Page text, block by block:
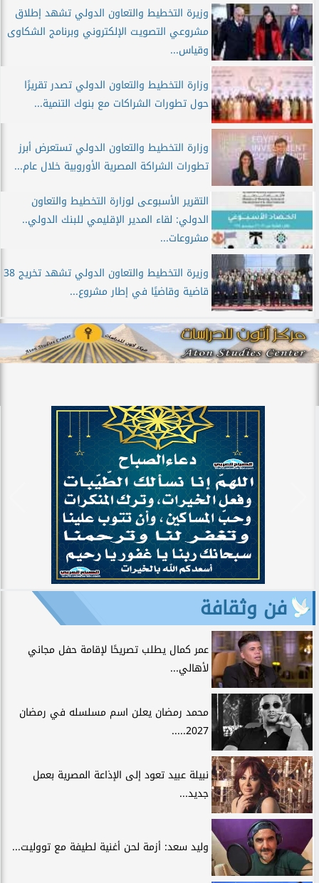
وزيرة التخطيط والتعاون الدولي تشهد إطلاق
مشروعي التصويت الإلكتروني وبرنامج الشكاوى
وقياس...
وزارة التخطيط والتعاون الدولي تصدر تقريرًا
حول تطورات الشراكات مع بنوك التنمية...
وزارة التخطيط والتعاون الدولي تستعرض أبرز
تطورات الشراكة المصرية الأوروبية خلال عام...
التقرير الأسبوعى لوزارة التخطيط والتعاون
الدولي: لقاء المدير الإقليمي للبنك الدولي..
مشروعات...
وزيرة التخطيط والتعاون الدولي تشهد تخريج 38
قاضية وقاضيًا في إطار مشروع...
فن وثقافة
عمر كمال يطلب تصريحًا لإقامة حفل مجاني
لأهالي...
محمد رمضان يعلن اسم مسلسله في رمضان
2027.....
نبيلة عبيد تعود إلى الإذاعة المصرية بعمل
جديد...
وليد سعد: أزمة لحن أغنية لطيفة مع تووليت...